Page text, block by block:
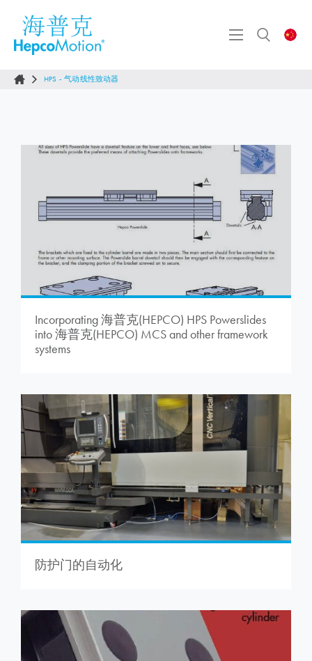
HPS - 气动线性致动器
Incorporating 海普克(HEPCO) HPS Powerslides
into 海普克(HEPCO) MCS and other framework
systems
防护门的自动化